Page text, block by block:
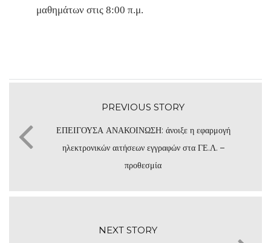
μαθημάτων στις 8:00 π.μ.
PREVIOUS STORY
ΕΠΕΙΓΟΥΣΑ ΑΝΑΚΟΙΝΩΣΗ: άνοιξε η εφαρμογή
ηλεκτρονικών αιτήσεων εγγραφών στα ΓΕ.Λ. –
προθεσμία
NEXT STORY